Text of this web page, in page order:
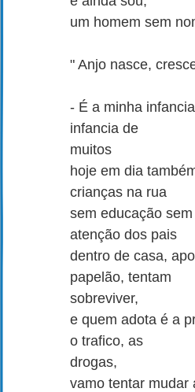
um homem sem
" Anjo nasce,
- É a minha
infancia de
muitos
hoje em dia
crianças na rua
sem educação
atenção dos pais
dentro de casa,
papelão, tentam
sobreviver,
e quem adota é a
o trafico, as
drogas,
vamo tentar mudar